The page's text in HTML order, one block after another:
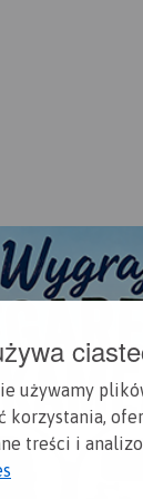
używamy
korzystania,
treści i